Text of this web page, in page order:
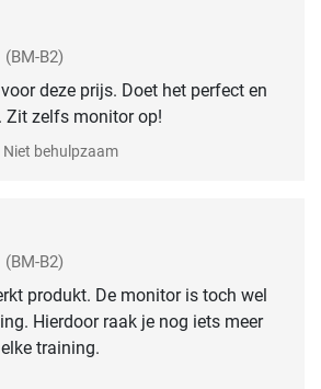
(BM-B2)
deze prijs. Doet het perfect en
Zit zelfs monitor op!
Niet behulpzaam
(BM-B2)
produkt. De monitor is toch wel
Hierdoor raak je nog iets meer
training.